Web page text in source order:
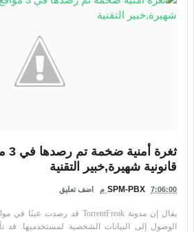
قانونية شهيرة,خبير التقنية
SPM-PBX 7:06:00 م اضف تعليق
الوصول إلى البيانات الشخصية لمستخدميها.